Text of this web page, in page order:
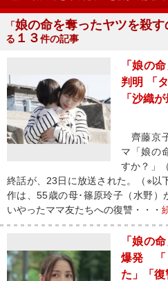
「娘の命を奪ったヤツを殺す
る １３件の記事
「娘の
判明 「
「沙織
齊藤京
マ「娘の
すか？」
終話が、23日に放送された。（※
作は、55歳の母･篠原玲子（水野）
いやったママ友たちへの復讐・・・
「娘の
爆発 「
た」「復